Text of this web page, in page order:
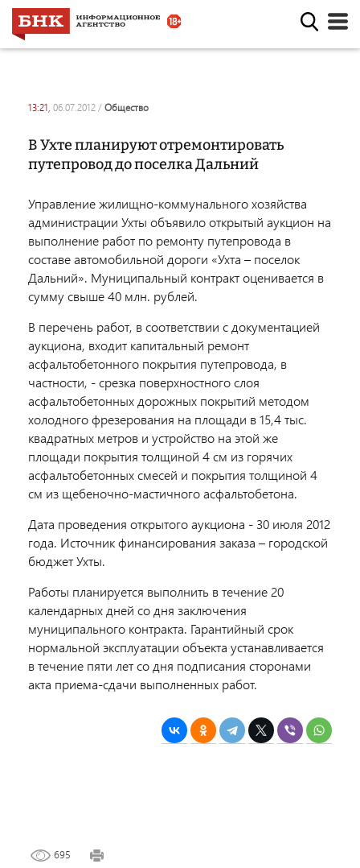
13:21, 06.07.2012 / общество
В Ухте планируют отремонтировать
путепровод до поселка Дальний
Управление жилищно-коммунального хозяйства
администрации Ухты объявило открытый аукцион на
выполнение работ по ремонту путепровода в
составе автомобильной дороги «Ухта – поселок
Дальний». Муниципальный контракт оценивается в
сумму свыше 40 млн. рублей.
В перечень работ, в соответствии с документацией
аукциона, входит капитальный ремонт
асфальтобетонного покрытия путепровода, в
частности, - срезка поверхностного слоя
асфальтобетонных дорожных покрытий методом
холодного фрезерования на площади в 15,4 тыс.
квадратных метров и устройство на этой же
площади покрытия толщиной 4 см из горячих
асфальтобетонных смесей и покрытия толщиной 4
см из щебеночно-мастичного асфальтобетона.
Дата проведения открытого аукциона - 30 июля 2012
года. Источник финансирования заказа – городской
бюджет Ухты.
Работы планируется выполнить в течение 20
календарных дней со дня заключения
муниципального контракта. Гарантийный срок
нормальной эксплуатации объекта устанавливается
в течение пяти лет со дня подписания сторонами
акта приема-сдачи выполненных работ.
695